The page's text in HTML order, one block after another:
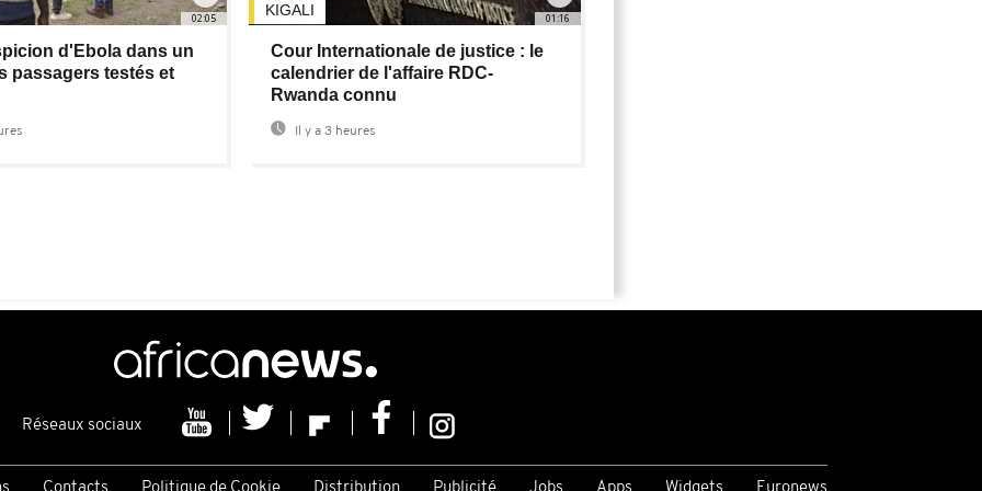
02:05
d'Ebola dans un
passagers testés et
01:16
KIGALI
Cour Internationale de justice : le
calendrier de l'affaire RDC-
Rwanda connu
Il y a 3 heures
Réseaux sociaux